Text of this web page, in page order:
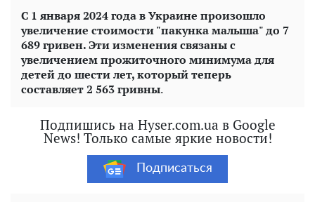
С 1 января 2024 года в Украине произошло
увеличение стоимости "пакунка малыша" до 7
689 гривен. Эти изменения связаны с
увеличением прожиточного минимума для
детей до шести лет, который теперь
составляет 2 563 гривны.
Подпишись на Hyser.com.ua в Google
News! Только самые яркие новости!
Подписаться